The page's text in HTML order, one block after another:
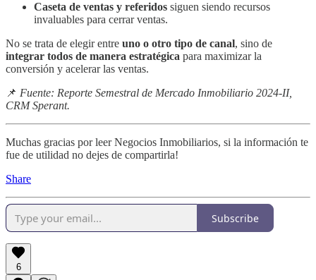
Caseta de ventas y referidos siguen siendo recursos
invaluables para cerrar ventas.
No se trata de elegir entre uno o otro tipo de canal, sino de
integrar todos de manera estratégica para maximizar la
conversión y acelerar las ventas.
📌 Fuente: Reporte Semestral de Mercado Inmobiliario 2024-II,
CRM Sperant.
Muchas gracias por leer Negocios Inmobiliarios, si la información te
fue de utilidad no dejes de compartirla!
Share
Subscribe
6